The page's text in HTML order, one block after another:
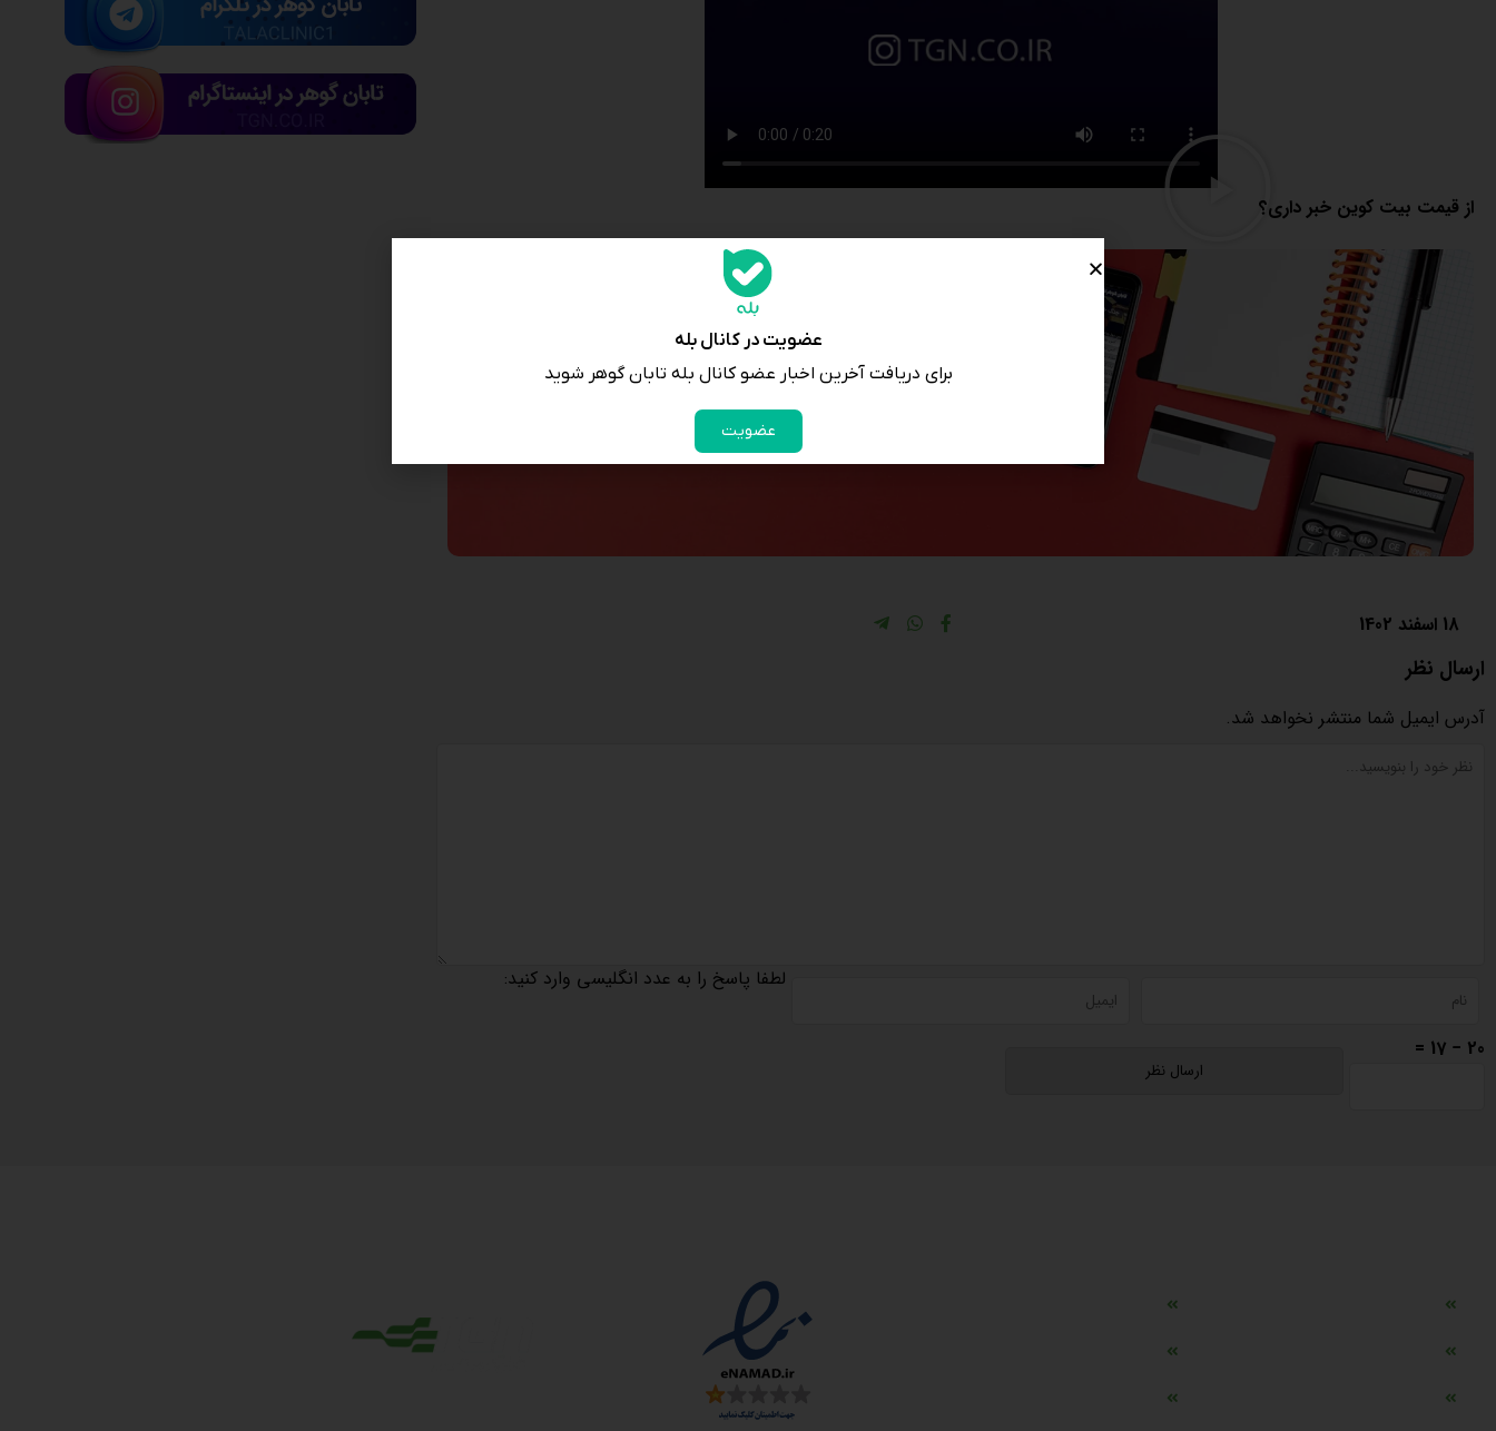
از قیمت بیت کوین خبر داری؟
18 اسفند 1402
ارسال نظر
آدرس ایمیل شما منتشر نخواهد شد.
لطفا پاسخ را به عدد انگلیسی وارد کنید:
20 − 17 =
عضویت در کانال بله
برای دریافت آخرین اخبار عضو کانال بله تابان گوهر شوید
عضویت